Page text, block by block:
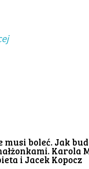
musi boleć. Jak
Karola
i Jacek Kopocz